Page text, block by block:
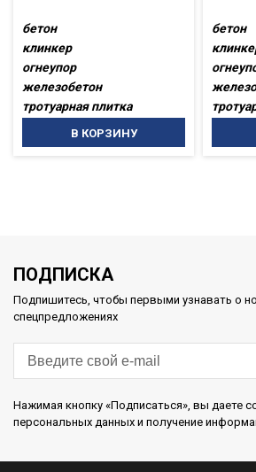
бетон
клинкер
огнеупор
железобетон
тротуарная плитка
В КОРЗИНУ
бетон
ПОДПИСКА
Подпишитесь, чтобы первыми узнавать о
спецпредложениях
Нажимая кнопку «Подписаться», вы даете
персональных данных и получение